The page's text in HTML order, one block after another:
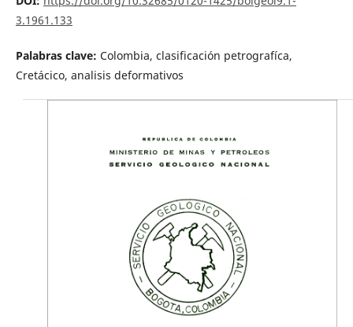
3.1961.133
Palabras clave: Colombia, clasificación petrografíca,
Cretácico, analisis deformativos